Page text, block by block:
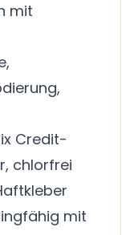
mit
Credit-
chlorfrei
mit